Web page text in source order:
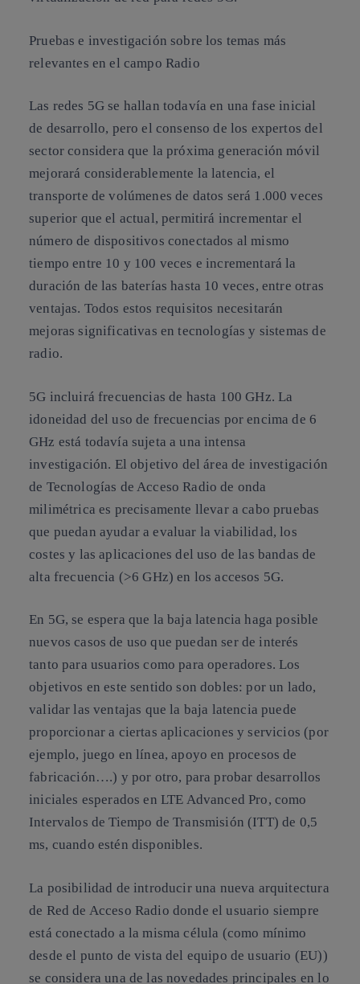
Pruebas e investigación sobre los temas más
relevantes en el campo Radio
Las redes 5G se hallan todavía en una fase inicial
de desarrollo, pero el consenso de los expertos del
sector considera que la próxima generación móvil
mejorará considerablemente la latencia, el
transporte de volúmenes de datos será 1.000 veces
superior que el actual, permitirá incrementar el
número de dispositivos conectados al mismo
tiempo entre 10 y 100 veces e incrementará la
duración de las baterías hasta 10 veces, entre otras
ventajas. Todos estos requisitos necesitarán
mejoras significativas en tecnologías y sistemas de
radio.
5G incluirá frecuencias de hasta 100 GHz. La
idoneidad del uso de frecuencias por encima de 6
GHz está todavía sujeta a una intensa
investigación. El objetivo del área de investigación
de Tecnologías de Acceso Radio de onda
milimétrica es precisamente llevar a cabo pruebas
que puedan ayudar a evaluar la viabilidad, los
costes y las aplicaciones del uso de las bandas de
alta frecuencia (>6 GHz) en los accesos 5G.
En 5G, se espera que la baja latencia haga posible
nuevos casos de uso que puedan ser de interés
tanto para usuarios como para operadores. Los
objetivos en este sentido son dobles: por un lado,
validar las ventajas que la baja latencia puede
proporcionar a ciertas aplicaciones y servicios (por
ejemplo, juego en línea, apoyo en procesos de
fabricación….) y por otro, para probar desarrollos
iniciales esperados en LTE Advanced Pro, como
Intervalos de Tiempo de Transmisión (ITT) de 0,5
ms, cuando estén disponibles.
La posibilidad de introducir una nueva arquitectura
de Red de Acceso Radio donde el usuario siempre
está conectado a la misma célula (como mínimo
desde el punto de vista del equipo de usuario (EU))
se considera una de las novedades principales en lo